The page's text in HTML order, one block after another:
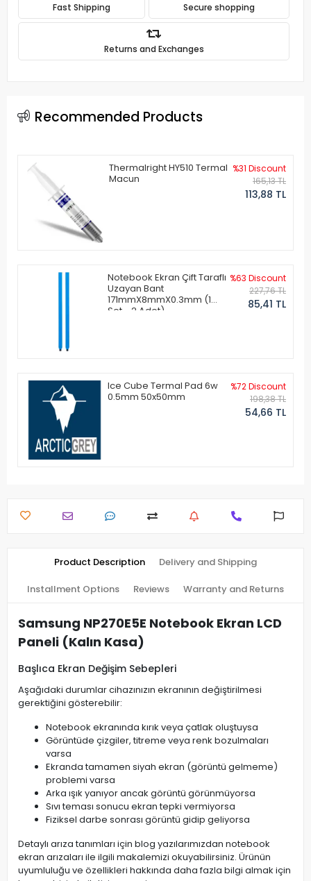
Fast Shipping Secure shopping
Returns and Exchanges
Recommended Products
Thermalright HY510 Termal
Macun
%31 Discount
165,13 TL
113,88 TL
Notebook Ekran Çift Taraflı
Uzayan Bant
171mmX8mmX0.3mm (1
Set - 2 Adet)
%63 Discount
227,76 TL
85,41 TL
Ice Cube Termal Pad 6w
0.5mm 50x50mm
%72 Discount
198,38 TL
54,66 TL
Product Description Delivery and Shipping
Installment Options Reviews Warranty and Returns
Samsung NP270E5E Notebook Ekran LCD
Paneli (Kalın Kasa)
Başlıca Ekran Değişim Sebepleri
Aşağıdaki durumlar cihazınızın ekranının değiştirilmesi
gerektiğini gösterebilir:
Notebook ekranında kırık veya çatlak oluştuysa
Görüntüde çizgiler, titreme veya renk bozulmaları
varsa
Ekranda tamamen siyah ekran (görüntü gelmeme)
problemi varsa
Arka ışık yanıyor ancak görüntü görünmüyorsa
Sıvı teması sonucu ekran tepki vermiyorsa
Fiziksel darbe sonrası görüntü gidip geliyorsa
Detaylı arıza tanımları için blog yazılarımızdan notebook
ekran arızaları ile ilgili makalemizi okuyabilirsiniz. Ürünün
uyumluluğu ve özellikleri hakkında daha fazla bilgi almak için